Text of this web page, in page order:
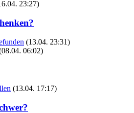
23:27)
(13.04. 23:31)
06:02)
(13.04. 17:17)